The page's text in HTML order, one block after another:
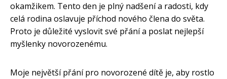
okamžikem. Tento den je plný nadšení a radosti, kdy
celá rodina oslavuje příchod nového člena do světa.
Proto je důležité vyslovit své přání a poslat nejlepší
myšlenky novorozenému.
Moje největší přání pro novorozené dítě je, aby rostlo